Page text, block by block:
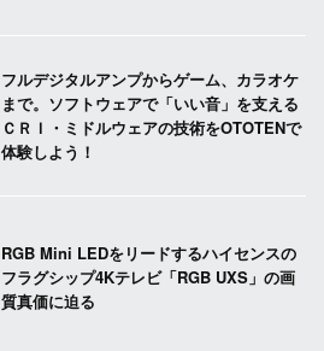
フルデジタルアンプからゲーム、カラオケ
まで。ソフトウェアで「いい音」を支える
ＣＲＩ・ミドルウェアの技術をOTOTENで
体験しよう！
RGB Mini LEDをリードするハイセンスの
フラグシップ4Kテレビ「RGB UXS」の画
質真価に迫る